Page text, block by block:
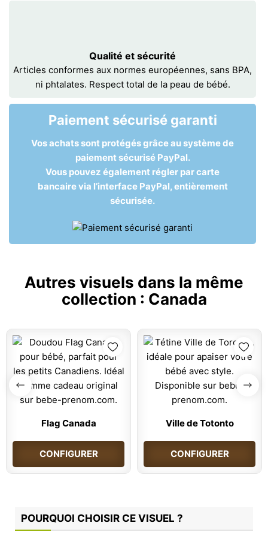
Qualité et sécurité
Articles conformes aux normes européennes, sans BPA,
ni phtalates. Respect total de la peau de bébé.
Paiement sécurisé garanti
Vos achats sont protégés grâce au système de
paiement sécurisé PayPal.
Vous pouvez également régler par carte
bancaire via l’interface PayPal, entièrement
sécurisée.
Autres visuels dans la même
collection : Canada
Flag Canada
CONFIGURER
Ville de Totonto
CONFIGURER
POURQUOI CHOISIR CE VISUEL ?